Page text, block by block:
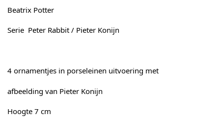
Beatrix Potter
Serie Peter Rabbit / Pieter Konijn
4 ornamentjes in porseleinen uitvoering met
afbeelding van Pieter Konijn
Hoogte 7 cm